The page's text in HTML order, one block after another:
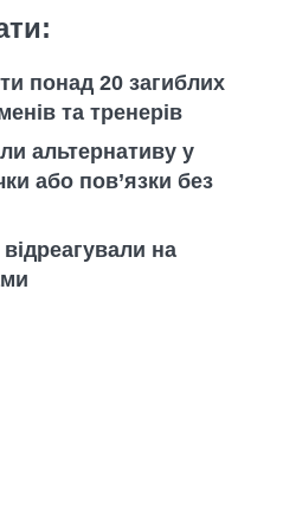
понад 20 загиблих
та тренерів
альтернативу у
або пов’язки без
на